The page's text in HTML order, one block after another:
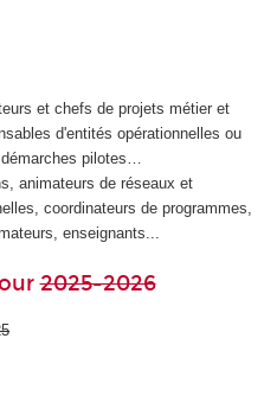
et chefs de projets métier et
d'entités opérationnelles ou
pilotes…
animateurs de réseaux et
coordinateurs de programmes,
enseignants...
2025-2026